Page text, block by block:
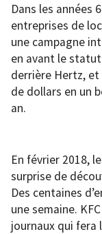
Dans les années
entreprises de
une campagne
en avant le
derrière Hertz,
de dollars en un
an.
En février 2018,
surprise de
Des centaines
une semaine.
journaux qui fera